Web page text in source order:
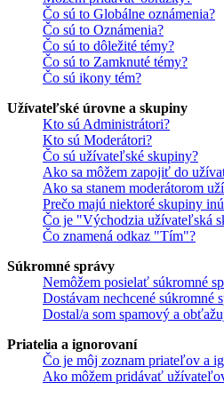
Čo sú to Globálne oznámenia?
Čo sú to Oznámenia?
Čo sú to dôležité témy?
Čo sú to Zamknuté témy?
Čo sú ikony tém?
Užívateľské úrovne a skupiny
Kto sú Administrátori?
Kto sú Moderátori?
Čo sú užívateľské skupiny?
Ako sa môžem zapojiť do
Ako sa stanem moderátorom
Prečo majú niektoré skupiny
Čo je "Východzia užívateľská
Čo znamená odkaz "Tím"?
Súkromné správy
Nemôžem posielať súkromné
Dostávam nechcené súkromné
Dostal/a som spamový a
Priatelia a ignorovaní
Čo je môj zoznam priateľov a
Ako môžem pridávať